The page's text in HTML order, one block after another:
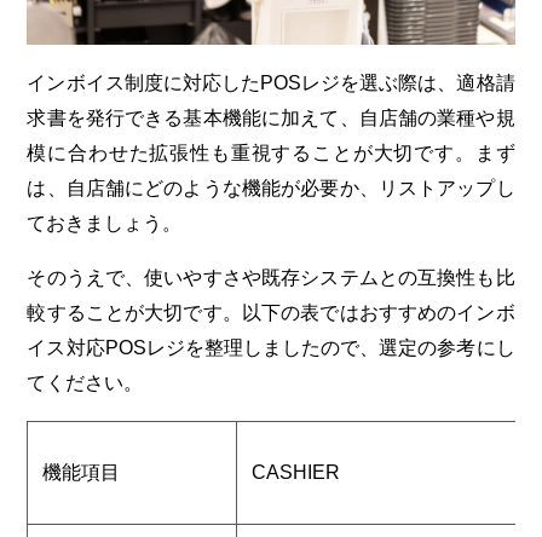
インボイス制度に対応したPOSレジを選ぶ際は、適格請
求書を発行できる基本機能に加えて、自店舗の業種や規
模に合わせた拡張性も重視することが大切です。まず
は、自店舗にどのような機能が必要か、リストアップし
ておきましょう。
そのうえで、使いやすさや既存システムとの互換性も比
較することが大切です。以下の表ではおすすめのインボ
イス対応POSレジを整理しましたので、選定の参考にし
てください。
機能項目 CASHIER